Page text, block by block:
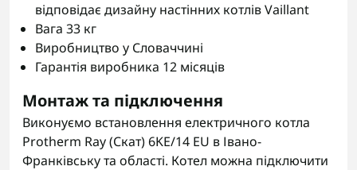
відповідає дизайну настінних котлів Vaillant
Вага 33 кг
Виробництво у Словаччині
Гарантія виробника 12 місяців
Монтаж та підключення
Виконуємо встановлення електричного котла
Protherm Ray (Скат) 6KE/14 ЕU в Івано-
Франківську та області. Котел можна підключити